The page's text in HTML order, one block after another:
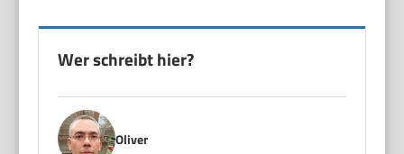
Wer schreibt hier?
Oliver